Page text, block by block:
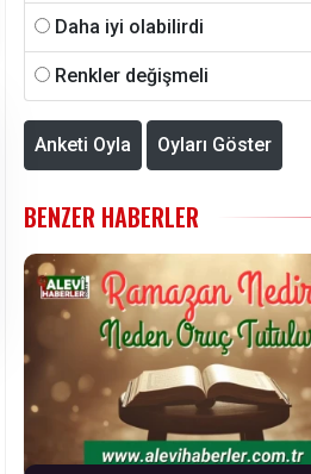
Daha iyi olabilirdi
Renkler değişmeli
Anketi Oyla Oyları Göster
BENZER HABERLER